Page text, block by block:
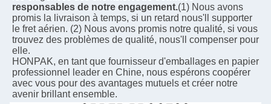
responsables de notre engagement.(1) Nous avons
promis la livraison à temps, si un retard nous'll supporter
le fret aérien. (2) Nous avons promis notre qualité, si vous
trouvez des problèmes de qualité, nous'll compenser pour
elle.
HONPAK, en tant que fournisseur d'emballages en papier
professionnel leader en Chine, nous espérons coopérer
avec vous pour des avantages mutuels et créer notre
avenir brillant ensemble.